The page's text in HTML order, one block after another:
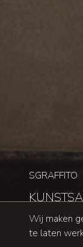
SGRAFFITO
Wij maken
te laten